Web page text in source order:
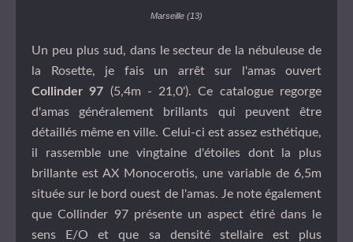
Marseille (13)
Un peu plus sud, dans le secteur de la nébuleuse de
la Rosette, je fais un arrêt sur l'amas ouvert
Collinder 97 (5,4m - 21,0'). Ce catalogue regorge
d'amas généralement brillants qui peuvent être
détaillés même en ville. Celui-ci est assez esthétique,
il rassemble une vingtaine d'étoiles dont la plus
brillante est AX Monocerotis, une variable de 6,5m
située sur le bord ouest de l'amas. Je note également
que Collinder 97 présente un aspect étiré dans le
sens E/O et que sa densité stellaire est plus